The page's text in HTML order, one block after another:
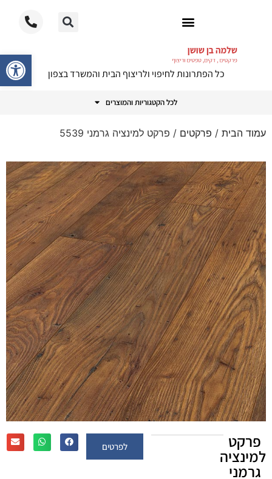
פתח
כל הפתרונות לחיפוי ולריצוף הבית והמשרד בצפון
לכל הקטגוריות והמוצרים
עמוד הבית / פרקטים / פרקט למינציה גרמני 5539
פרקט
למינציה
גרמני
לפרטים